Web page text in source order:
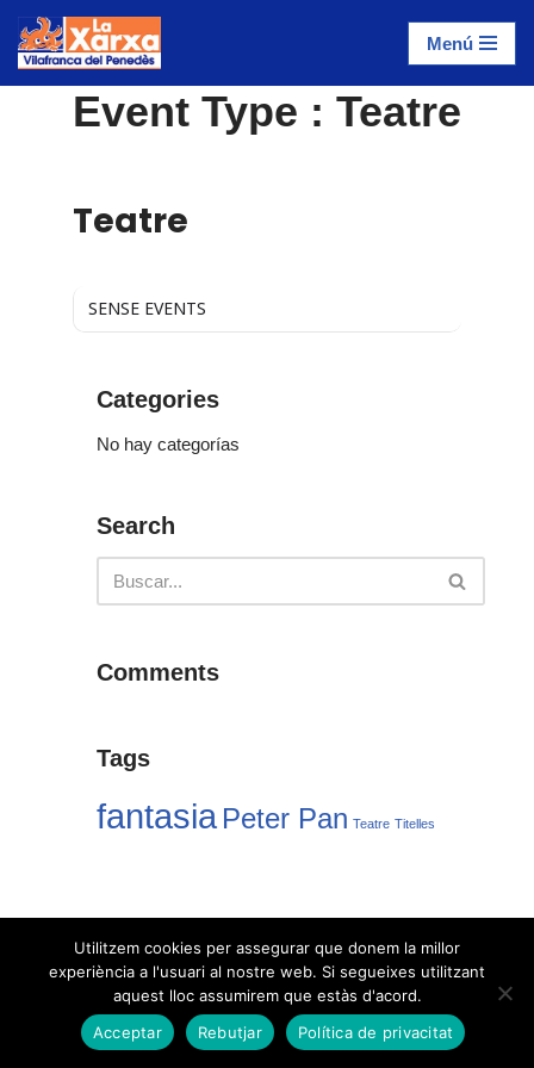
Saltar
al
contenido
Menú
Event Type : Teatre
Teatre
SENSE EVENTS
Categories
No hay categorías
Search
Comments
Tags
fantasia Peter Pan Teatre Titelles
Neve| Funciona gracias aWordPress
Utilitzem cookies per assegurar que donem la millor
experiència a l'usuari al nostre web. Si segueixes utilitzant
aquest lloc assumirem que estàs d'acord.
Acceptar
Rebutjar Política de privacitat